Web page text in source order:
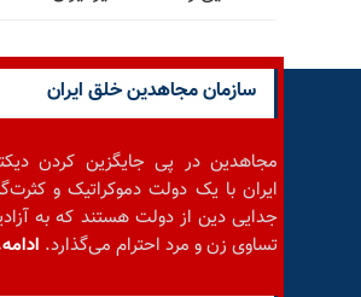
سازمان مجاهدین خلق ایران
مجاهدین در پی جایگزین کردن
ایران با یک دولت دموکراتیک و
جدایی دین از دولت هستند که به
تساوی زن و مرد احترام می‌گذارد.